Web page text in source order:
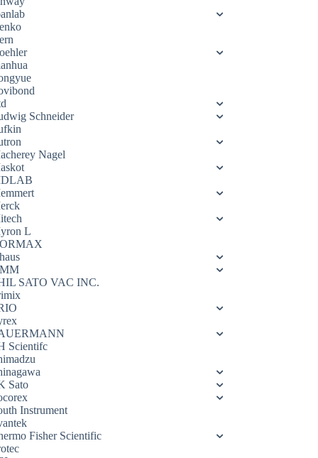
Schneider
Nagel
L
SATO VAC INC.
Scientifc
Sato
Instrument
Fisher Scientific